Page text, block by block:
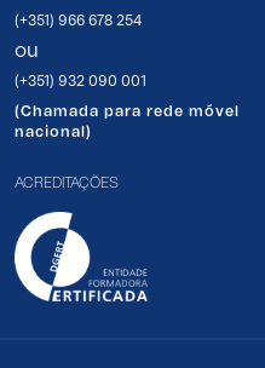
(+351) 966 678 254
ou
(+351) 932 090 001
(Chamada para rede móvel
nacional)
ACREDITAÇÕES